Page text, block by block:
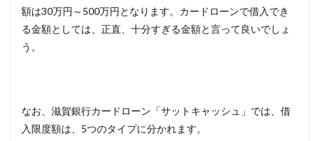
額は30万円～500万円となります。カードローンで借入でき
る金額としては、正直、十分すぎる金額と言って良いでしょ
う。
なお、滋賀銀行カードローン「サットキャッシュ」では、借
入限度額は、5つのタイプに分かれます。